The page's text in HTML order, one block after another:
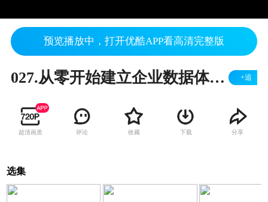
预览播放中，打开优酷APP看高清完整版
027.从零开始建立企业数据体系-Part 4 +追
超清画质 评论 收藏 下载 分享
选集